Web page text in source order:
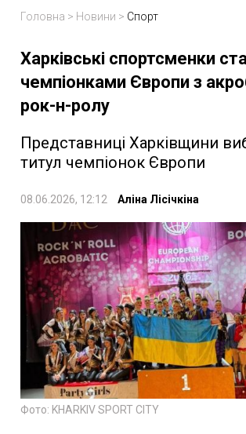
Головна > Новини > Спорт
Харківські спортсменки
чемпіонками Європи з
рок-н-ролу
Представниці Харківщини
титул чемпіонок Європи
08.06.2026, 12:12 Аліна Лісічкіна
Фото: KHARKIV SPORT CITY